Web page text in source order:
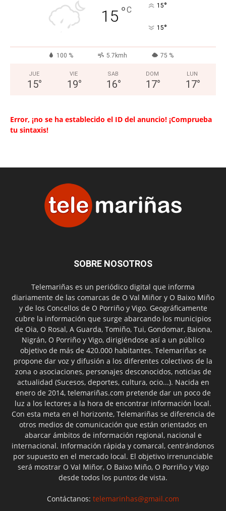
15 °C 15°
15°
100 % 5.7kmh 75 %
JUE
15°
VIE
19°
SAB
16°
DOM
17°
LUN
17°
Error, ¡no se ha establecido el ID del anuncio! ¡Comprueba
tu sintaxis!
SOBRE NOSOTROS
Telemariñas es un periódico digital que informa
diariamente de las comarcas de O Val Miñor y O Baixo Miño
y de los Concellos de O Porriño y Vigo. Geográficamente
cubre la información que surge abarcando los municipios
de Oia, O Rosal, A Guarda, Tomiño, Tui, Gondomar, Baiona,
Nigrán, O Porriño y Vigo, dirigiéndose así a un público
objetivo de más de 420.000 habitantes. Telemariñas se
propone dar voz y difusión a los diferentes colectivos de la
zona o asociaciones, personajes desconocidos, noticias de
actualidad (Sucesos, deportes, cultura, ocio...). Nacida en
enero de 2014, telemariñas.com pretende dar un poco de
luz a los lectores a la hora de encontrar información local.
Con esta meta en el horizonte, Telemariñas se diferencia de
otros medios de comunicación que están orientados en
abarcar ámbitos de información regional, nacional e
internacional. Información rápida y comarcal, centrándonos
por supuesto en el mercado local. El objetivo irrenunciable
será mostrar O Val Miñor, O Baixo Miño, O Porriño y Vigo
desde todos los puntos de vista.
Contáctanos: telemarinhas@gmail.com